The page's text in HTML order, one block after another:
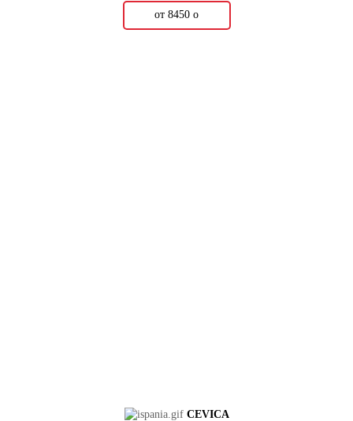
от 8450 о
CEVICA